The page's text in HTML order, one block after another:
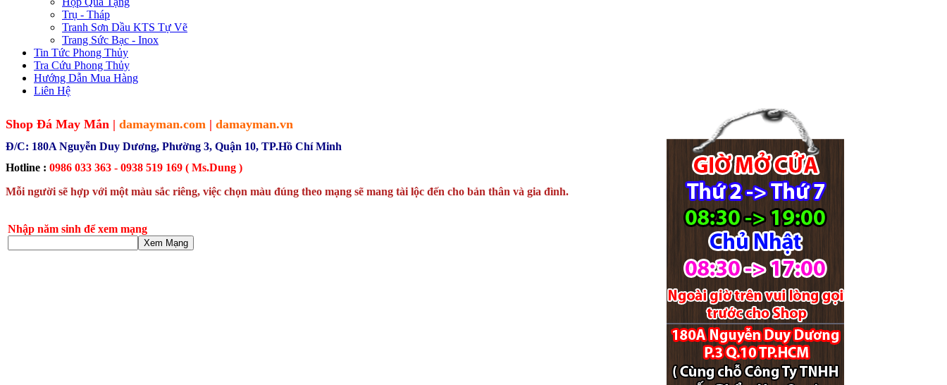
Trụ - Tháp
Tranh Sơn Dầu KTS Tự Vẽ
Trang Sức Bạc - Inox
Tin Tức Phong Thủy
Tra Cứu Phong Thủy
Hướng Dẫn Mua Hàng
Liên Hệ
Shop Đá May Mắn | damayman.com | damayman.vn
Đ/C: 180A Nguyễn Duy Dương, Phường 3, Quận 10, TP.Hồ Chí Minh
Hotline : 0986 033 363 - 0938 519 169 ( Ms.Dung )
Mỗi người sẽ hợp với một màu sắc riêng, việc chọn màu đúng theo mạng sẽ mang tài lộc đến cho bản thân và gia đình.
Nhập năm sinh để xem mạng
Xem Mạng